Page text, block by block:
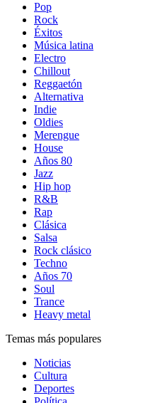
Pop
Rock
Éxitos
Música latina
Electro
Chillout
Reggaetón
Alternativa
Indie
Oldies
Merengue
House
Años 80
Jazz
Hip hop
R&B
Rap
Clásica
Salsa
Rock clásico
Techno
Años 70
Soul
Trance
Heavy metal
Temas más populares
Noticias
Cultura
Deportes